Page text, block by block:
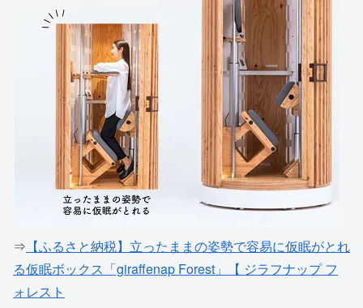
⇒ 【ふるさと納税】立ったままの姿勢で容易に仮眠がとれ
る仮眠ボックス「giraffenap Forest」【 ジラフナップ フ
ォレスト